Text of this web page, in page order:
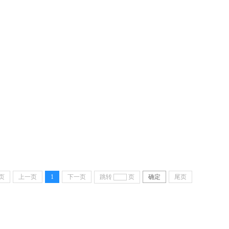
上一页 1 下一页 跳转 页 确定 尾页